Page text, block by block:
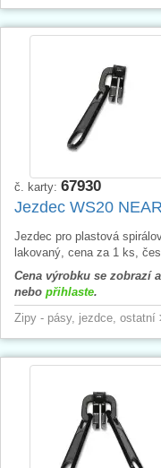
č. karty: 67930
Jezdec WS20
Jezdec pro plastová
lakovaný, cena za 1 ks,
Cena výrobku se zobrazí
nebo přihlaste.
Zipy - pásy, jezdce, ostatní